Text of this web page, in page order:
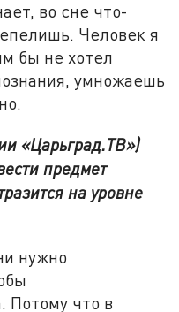
во сне что-
Человек я
бы не хотел
умножаешь
«Царьград.ТВ»)
предмет
на уровне
нужно
Потому что в